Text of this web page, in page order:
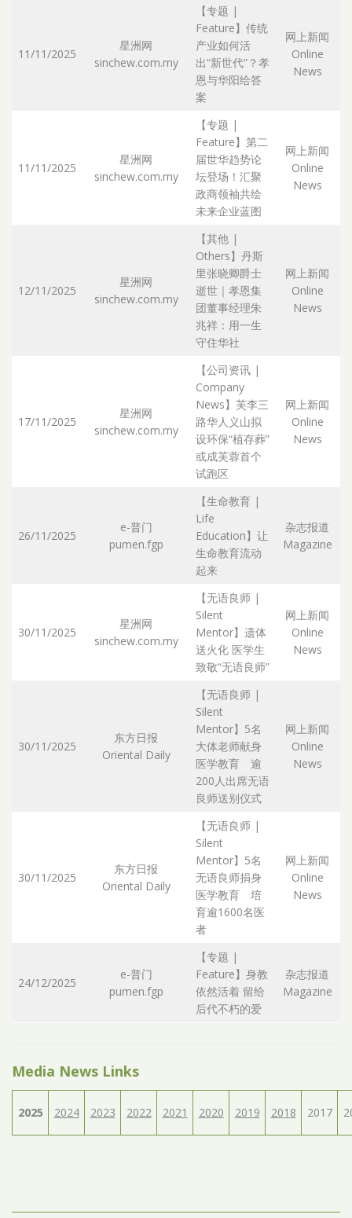
11/11/2025
星洲网
sinchew.com.my
【专题 |
Feature】传统
产业如何活
出“新世代”？孝
恩与华阳给答
案
网上新闻
Online
News
11/11/2025
星洲网
sinchew.com.my
【专题 |
Feature】第二
届世华趋势论
坛登场！汇聚
政商领袖共绘
未来企业蓝图
网上新闻
Online
News
12/11/2025
星洲网
sinchew.com.my
【其他 |
Others】丹斯
里张晓卿爵士
逝世｜孝恩集
团董事经理朱
兆祥：用一生
守住华社
网上新闻
Online
News
17/11/2025
星洲网
sinchew.com.my
【公司资讯 |
Company
News】芙李三
路华人义山拟
设环保“植存葬”
或成芙蓉首个
试跑区
网上新闻
Online
News
26/11/2025
e-普门
pumen.fgp
【生命教育 |
Life
Education】让
生命教育流动
起来
杂志报道
Magazine
30/11/2025
星洲网
sinchew.com.my
【无语良师 |
Silent
Mentor】遗体
送火化 医学生
致敬“无语良师”
网上新闻
Online
News
30/11/2025
东方日报
Oriental Daily
【无语良师 |
Silent
Mentor】5名
大体老师献身
医学教育 逾
200人出席无语
良师送别仪式
网上新闻
Online
News
30/11/2025
东方日报
Oriental Daily
【无语良师 |
Silent
Mentor】5名
无语良师捐身
医学教育 培
育逾1600名医
者
网上新闻
Online
News
24/12/2025
e-普门
pumen.fgp
【专题 |
Feature】身教
依然活着 留给
后代不朽的爱
杂志报道
Magazine
Media News Links
2025 2024 2023 2022 2021 2020 2019 2018 2017